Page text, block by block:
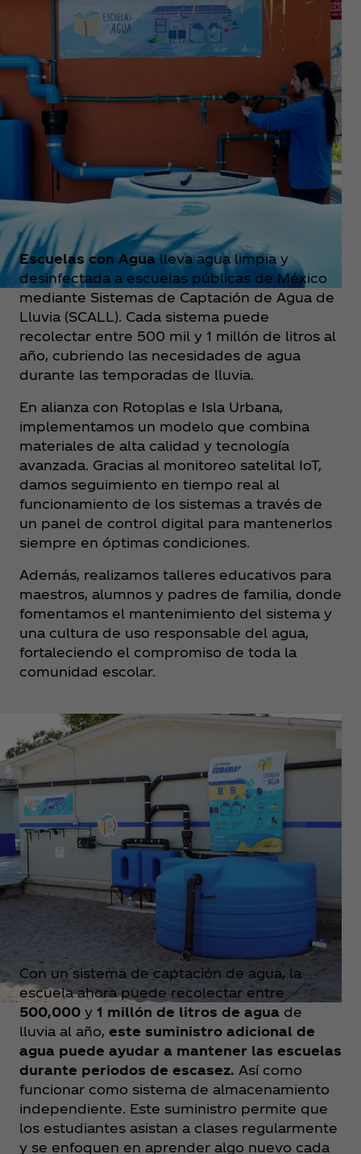
Escuelas con Agualleva agua limpia y
desinfectada a escuelas públicas de México
mediante Sistemas de Captación de Agua de
Lluvia (SCALL). Cada sistema puede
recolectar entre 500 mil y 1 millón de litros al
año, cubriendo las necesidades de agua
durante las temporadas de lluvia.​
En alianza con Rotoplas e Isla Urbana,
implementamos un modelo que combina
materiales de alta calidad y tecnología
avanzada. Gracias al monitoreo satelital IoT,
damos seguimiento en tiempo real al
funcionamiento de los sistemas a través de
un panel de control digital para mantenerlos
siempre en óptimas condiciones.​
Además, realizamos talleres educativos para
maestros, alumnos y padres de familia, donde
fomentamos el mantenimiento del sistema y
una cultura de uso responsable del agua,
fortaleciendo el compromiso de toda la
comunidad escolar.​
Con un sistema de captación de agua, la
escuela ahora puede recolectar entre
500,000 y 1 millón de litros de agua de
lluvia al año, este suministro adicional de
agua puede ayudar a mantener las escuelas
durante periodos de escasez. Así como
funcionar como sistema de almacenamiento
independiente. Este suministro permite que
los estudiantes asistan a clases regularmente
y se enfoquen en aprender algo nuevo cada